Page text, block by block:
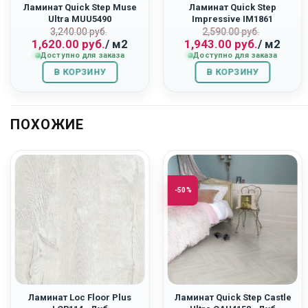
Ламинат Quick Step Muse
Ultra MUU5490
«Терракота»
3,240.00руб.
Первоначальная
цена
составляла
3,240.00
руб..
1,620.00 руб.
Текущая
цена:
1,620.00
руб..
/ м2
Доступно для заказа
В КОРЗИНУ
Ламинат Quick Step
Impressive IM1861
«Светло-Серый Бетон»
2,590.00руб.
цена
составляла
2,590.00
руб..
1,943.00 руб.
Текущая
цена:
1,943.00
руб..
/ м2
Доступно для заказа
В КОРЗИНУ
ПОХОЖИЕ
Ламинат Loc Floor Plus
-50%
Ламинат Quick Step Castle